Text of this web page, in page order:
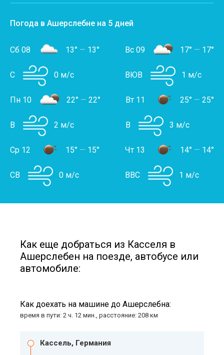
Погода в Ашерслебне на 5 дней
Сб 08 13° — 13°
С 0 м/с
Вс 09 17° — 17°
ВЮВ 1 м/с
Пн 10 22° — 22°
В 2 м/с
Вт 11 25° — 25°
В 3 м/с
Ср 12 15° — 15°
СВ 0 м/с
Чт 13 14° — 14°
ВВС 1 м/с
Как еще добраться из Касселя в
Ашерслебен на поезде, автобусе или
автомобиле:
Как доехать на машине до Ашерслебна:
время в пути: 2 ч. 12 мин., расстояние: 208 км
Кассель, Германия